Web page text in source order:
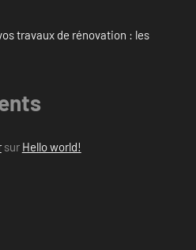
travaux de rénovation : les
sur Hello world!